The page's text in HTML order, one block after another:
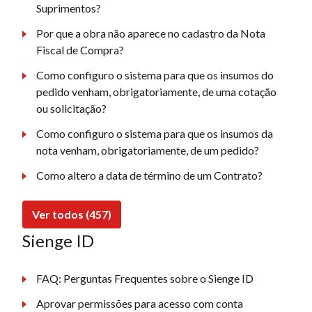
Suprimentos?
Por que a obra não aparece no cadastro da Nota
Fiscal de Compra?
Como configuro o sistema para que os insumos do
pedido venham, obrigatoriamente, de uma cotação
ou solicitação?
Como configuro o sistema para que os insumos da
nota venham, obrigatoriamente, de um pedido?
Como altero a data de término de um Contrato?
Ver todos (457)
Sienge ID
FAQ: Perguntas Frequentes sobre o Sienge ID
Aprovar permissões para acesso com conta